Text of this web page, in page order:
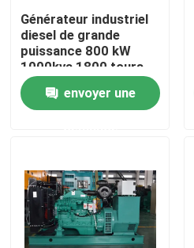
Aperçu
Vidéos
Générateur industriel
diesel de grande
puissance 800 kW
1000kva 1800 tours
par minute avec
moteur Farmous
envoyer une